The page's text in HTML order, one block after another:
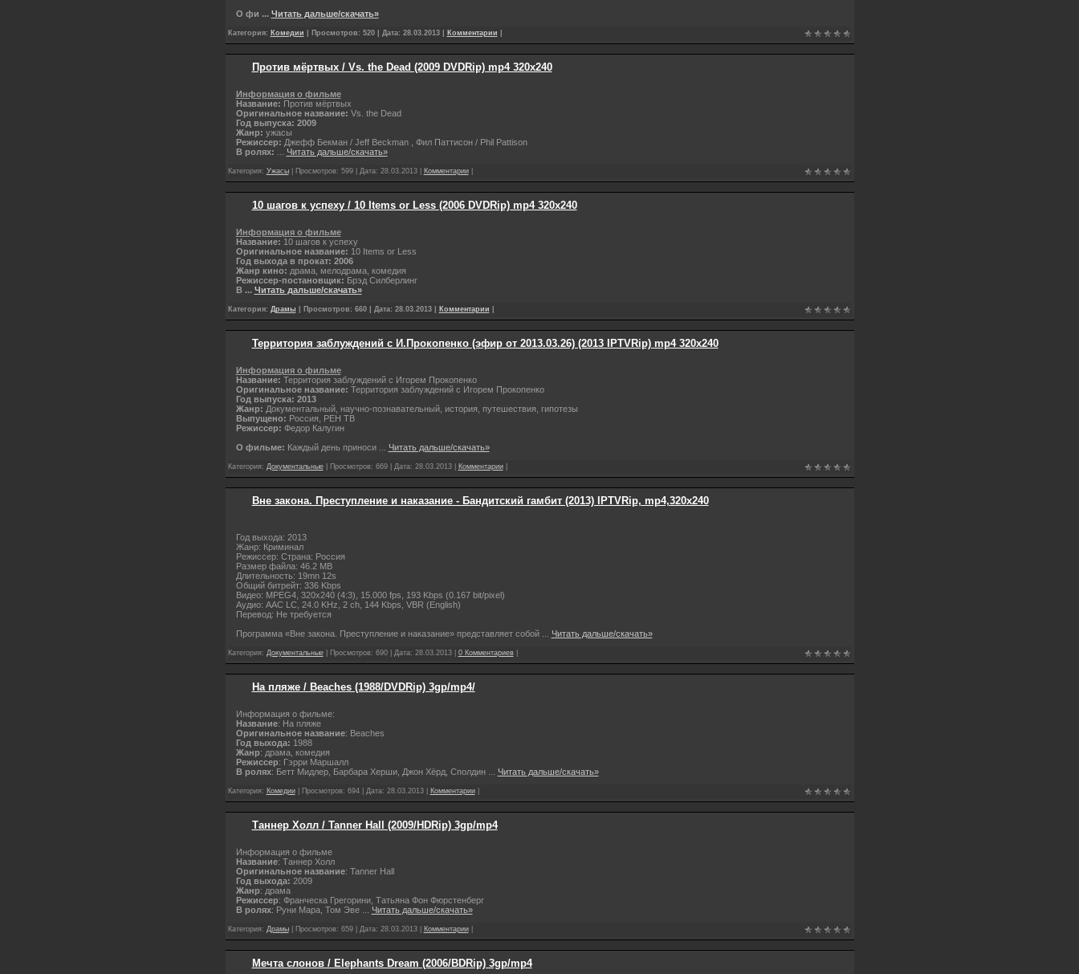
О фи ... Читать дальше/скачать»
Категория: Комедии | Просмотров: 520 | Дата: 28.03.2013| Комментарии
Против мёртвых / Vs. the Dead (2009 DVDRip) mp4 320х240
Информация о фильме
Название: Против мёртвых
Оригинальное название: Vs. the Dead
Год выпуска: 2009
Жанр: ужасы
Режиссер: Джефф Бекман / Jeff Beckman , Фил Паттисон / Phil Pattison
В ролях:
Читать дальше/скачать»
Категория: Ужасы| Просмотров: 599 | Дата: 28.03.2013| Комментарии|
10 шагов к успеху / 10 Items or Less (2006 DVDRip) mp4 320х240
Информация о фильме
Название: 10 шагов к успеху
Оригинальное название: 10 Items or Less
Год выхода в прокат: 2006
Жанр кино: драма, мелодрама, комедия
Режиссер-постановщик: Брэд Силберлинг
В ... Читать дальше/скачать»
Категория: Драмы | Просмотров: 660 | Дата: 28.03.2013| Комментарии
Территория заблуждений с И.Прокопенко (эфир от 2013.03.26) (2013 IPTVRip) mp4 320х240
Информация о фильме
Название: Территория заблуждений с Игорем Прокопенко
Оригинальное название: Территория заблуждений с Игорем Прокопенко
Год выпуска: 2013
Жанр: Документальный, научно-познавательный, история, путешествия, гипотезы
Выпущено: Россия, РЕН ТВ
Режиссер: Федор Калугин
О фильме: Каждый день приноси Читать дальше/скачать»
Категория: Документальные| Просмотров: 669 | Дата: 28.03.2013| Комментарии|
Вне закона. Преступление и наказание - Бандитский гамбит (2013) IPTVRip, mp4,320x240
Год выхода: 2013
Жанр: Криминал
Режиссер: Страна: Россия
Размер файла: 46.2 MB
Длительность: 19mn 12s
Общий битрейт: 336 Kbps
Видео: MPEG4, 320x240 (4:3), 15.000 fps, 193 Kbps (0.167 bit/pixel)
Аудио: AAC LC, 24.0 KHz, 2 ch, 144 Kbps, VBR (English)
Перевод: Не требуется
Программа «Вне закона. Преступление и наказание» представляет собой
Читать дальше/скачать»
Категория: Документальные| Просмотров: 690 | Дата: 28.03.2013| 0 Комментариев|
На пляже / Beaches (1988/DVDRip) 3gp/mp4/
Информация о фильме:
Название: На пляже
Оригинальное название: Beaches
Год выхода: 1988
Жанр: драма, комедия
Режиссер: Гэрри Маршалл
В ролях: Бетт Мидлер, Барбара Херши, Джон Хёрд, Сполдин Читать дальше/скачать»
Категория: Комедии| Просмотров: 694 | Дата: 28.03.2013| Комментарии|
Таннер Холл / Tanner Hall (2009/HDRip) 3gp/mp4
Информация о фильме
Название: Таннер Холл
Оригинальное название: Tanner Hall
Год выхода: 2009
Жанр: драма
Режиссер: Франческа Грегорини, Татьяна Фон Фюрстенберг
В ролях: Руни Мара, Том Эве Читать дальше/скачать»
Категория: Драмы| Просмотров: 659 | Дата: 28.03.2013| Комментарии|
Мечта слонов / Elephants Dream (2006/BDRip) 3gp/mp4